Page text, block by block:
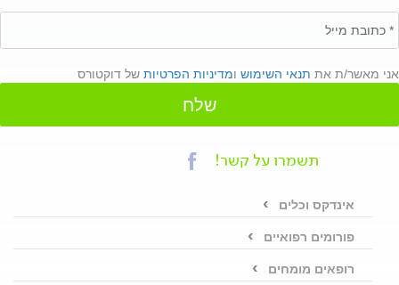
אני מאשר/ת את תנאי השימוש ומדיניות הפרטיות של דוקטורס
שלח
תשמרו על קשר!
אינדקס וכלים
פורומים רפואיים
רופאים מומחים